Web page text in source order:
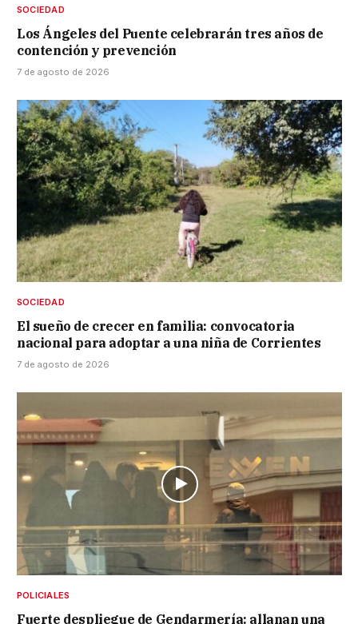
SOCIEDAD
Los Ángeles del Puente celebrarán tres años de
contención y prevención
7 de agosto de 2026
SOCIEDAD
El sueño de crecer en familia: convocatoria
nacional para adoptar a una niña de Corrientes
7 de agosto de 2026
POLICIALES
Fuerte despliegue de Gendarmería: allanan una